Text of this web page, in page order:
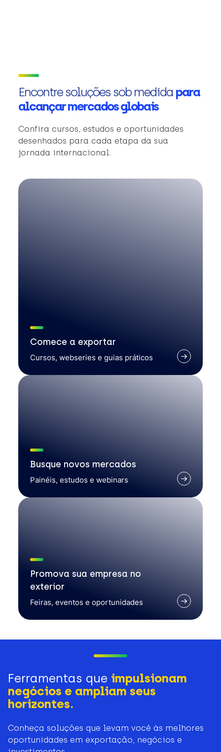
Encontre soluções sob medidapara
alcançar mercados globais
Confira cursos, estudos e oportunidades
desenhados para cada etapa da sua
jornada internacional.
Comece a exportar
Cursos, webseries e guias práticos
Busque novos mercados
Painéis, estudos e webinars
Promova sua empresa no
exterior
Feiras, eventos e oportunidades
Ferramentas que impulsionam
negócios e ampliam seus
horizontes.
Conheça soluções que levam você às melhores
oportunidades em exportação, negócios e